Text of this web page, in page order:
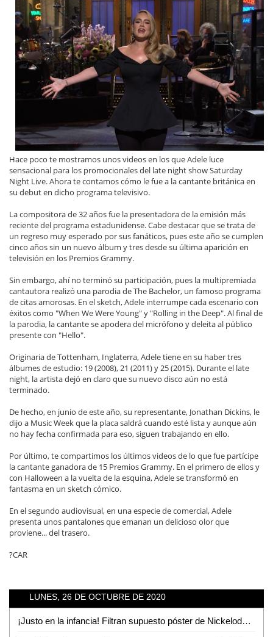
Hace poco te mostramos unos videos en los que Adele luce
sensacional para los promocionales del late night show Saturday
Night Live. Ahora te contamos cómo le fue a la cantante británica en
su debut en dicho programa televisivo.
La compositora de 32 años fue la presentadora de la emisión más
reciente del programa estadunidense. Cabe destacar que se trata de
un regreso muy esperado por sus fanáticos, pues este año se cumplen
cinco años sin un nuevo álbum y tres desde su última aparición en
televisión en los Premios Grammy.
Sin embargo, ahí no terminó su participación, pues la multipremiada
cantautora realizó una parodia de The Bachelor, un famoso programa
de citas amorosas. En el sketch, Adele interrumpe cada escenario con
éxitos como "When We Were Young" y "Rolling in the Deep". Al final de
la parodia, la cantante se apodera del micrófono y deleita al público
presente con "Hello".
Originaria de Tottenham, Inglaterra, Adele tiene en su haber tres
álbumes de estudio: 19 (2008), 21 (2011) y 25 (2015). Durante el late
night, la artista dejó en claro que su nuevo disco aún no está
terminado.
De hecho, en junio de este año, su representante, Jonathan Dickins, le
dijo a Music Week que la placa saldrá cuando esté lista y aunque aún
no hay fecha confirmada para eso, siguen trabajando en ello.
Por último, te compartimos los últimos videos de lo que fue partícipe
la cantante ganadora de 15 Premios Grammy. En el primero de ellos y
con Halloween a la vuelta de la esquina, Adele se transformó en
fantasma en un sketch cómico.
En el segundo audiovisual, en una especie de comercial, Adele
presenta unos pantalones que emanan un delicioso olor que
proviene... del trasero.
?CAR
LUNES, 26 DE OCTUBRE DE 2020
¡Justo en la infancia! Filtran supuesto póster de Nickelodeon con reboots animados